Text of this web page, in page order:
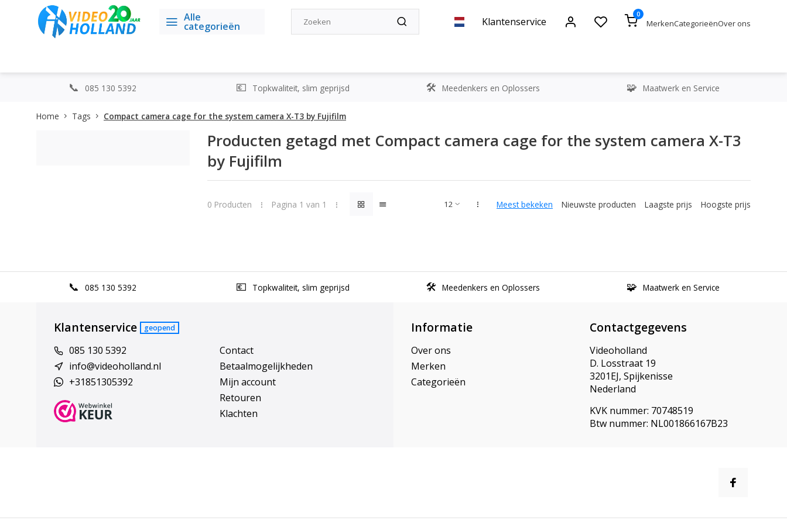
Alle
categorieën Klantenservice
0
MerkenCategorieënOver ons
085 130 5392 Topkwaliteit, slim geprijsd Meedenkers en Oplossers Maatwerk en Service
Home Tags Compact camera cage for the system camera X-T3 by Fujifilm
Producten getagd met Compact camera cage for the system camera X-T3
by Fujifilm
0 Producten Pagina 1 van 1 Meest bekeken Nieuwste producten Laagste prijs Hoogste prijs
085 130 5392 Topkwaliteit, slim geprijsd Meedenkers en Oplossers Maatwerk en Service
Klantenservice geopend
085 130 5392
info@videoholland.nl
+31851305392
Contact
Betaalmogelijkheden
Mijn account
Retouren
Klachten
Informatie
Over ons
Merken
Categorieën
Contactgegevens
Videoholland
D. Losstraat 19
3201EJ, Spijkenisse
Nederland
KVK nummer: 70748519
Btw nummer: NL001866167B23